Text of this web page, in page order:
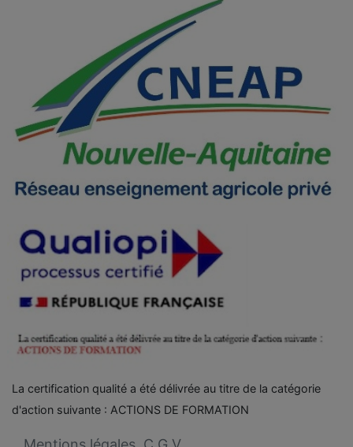
La certification qualité a été délivrée au titre de la catégorie
d'action suivante : ACTIONS DE FORMATION